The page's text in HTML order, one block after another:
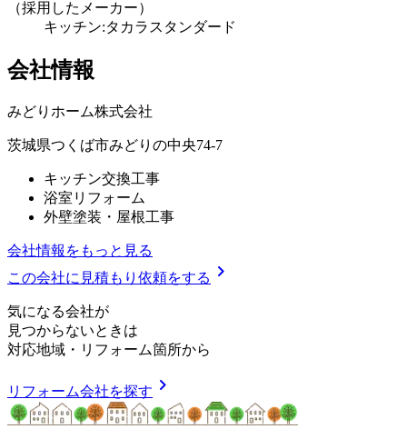
（採用したメーカー）
キッチン:タカラスタンダード
会社情報
みどりホーム株式会社
茨城県つくば市みどりの中央74-7
キッチン交換工事
浴室リフォーム
外壁塗装・屋根工事
会社情報をもっと見る
この会社に見積もり依頼をする chevron_right
気になる会社が
見つからないときは
対応地域 ・ リフォーム箇所から
リフォーム会社を探す chevron_right